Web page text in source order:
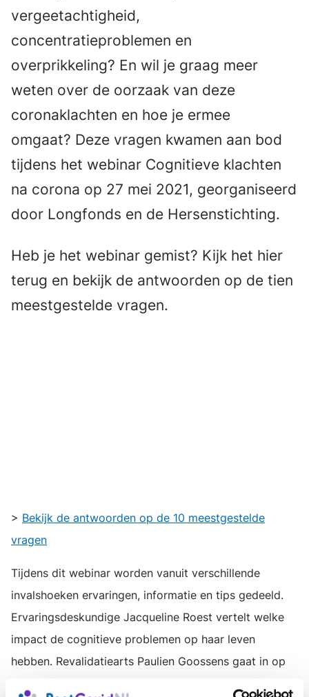
vergeetachtigheid,
concentratieproblemen en
overprikkeling? En wil je graag meer
weten over de oorzaak van deze
coronaklachten en hoe je ermee
omgaat? Deze vragen kwamen aan bod
tijdens het webinar Cognitieve klachten
na corona op 27 mei 2021, georganiseerd
door Longfonds en de Hersenstichting.
Heb je het webinar gemist? Kijk het hier
terug en bekijk de antwoorden op de tien
meestgestelde vragen.
> Bekijk de antwoorden op de 10 meestgestelde
vragen
Tijdens dit webinar worden vanuit verschillende
invalshoeken ervaringen, informatie en tips gedeeld.
Ervaringsdeskundige Jacqueline Roest vertelt welke
impact de cognitieve problemen op haar leven
hebben. Revalidatiearts Paulien Goossens gaat in op